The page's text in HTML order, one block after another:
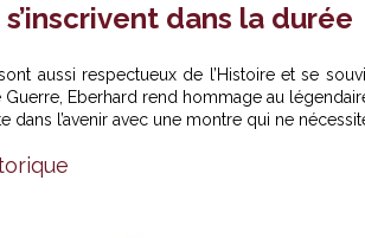
dans la durée
aussi respectueux de l’Histoire et se
Eberhard rend hommage au
l’avenir avec une montre qui ne